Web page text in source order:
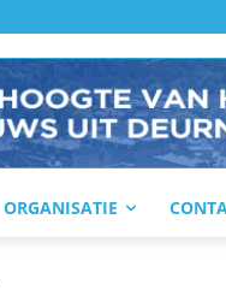
ORGANISATIE